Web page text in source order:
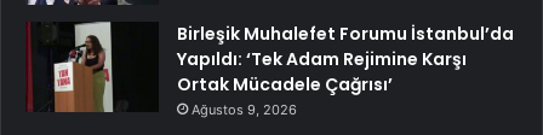
Birleşik Muhalefet Forumu İstanbul’da
Yapıldı: ‘Tek Adam Rejimine Karşı
Ortak Mücadele Çağrısı’
Ağustos 9, 2026